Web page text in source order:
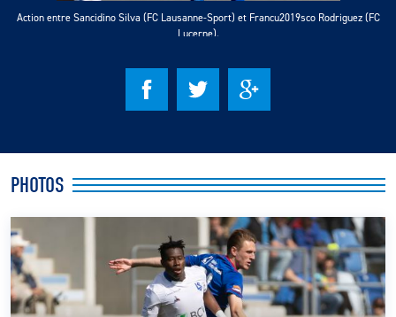
CLUB
LS E-SHOP
L’APP DU LS
LS ACADEMY CAMPS
MATCH DES CELEBRITES
PRESSE ET MEDIAS
Action entre Sancidino Silva (FC Lausanne-Sport) et Francu2019sco Rodriguez (FC
Lucerne).
PHOTOS